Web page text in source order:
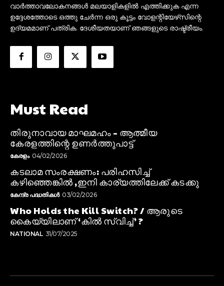
വാർത്താവലോകനങ്ങൾ മലയാളികളിൽ എത്തിക്കുക എന്ന
ഉദ്ദേശത്തോടെ ഒത്തു ചേർന്ന ഒരു കൂട്ടം വോളന്റിയേഴ്‌സിന്റെ
ഉദ്യമമാണ് പത്രിക. ദേശീയതയാണ് ഞങ്ങളുടെ രാഷ്ട്രീയം.
Must Read
തിരുനാവായ മാഘമഹം – ആത്മീയ
കേരളത്തിന്റെ ഉണർത്തുപാട്ട്
കേരളം 04/02/2026
കടലാമ സംരക്ഷണം: പരിഹസിച്ച്
കഴിഞ്ഞെങ്കിൽ ,ഇനി കാര്യത്തിലേക്ക് കടക്കു
കേന്ദ്ര പദ്ധതികൾ 03/02/2026
Who Holds the Kill Switch? / ആരുടെ
കൈയ്യിലാണ് ‘കിൽ സ്വിച്ച്’ ?
NATIONAL 31/07/2025